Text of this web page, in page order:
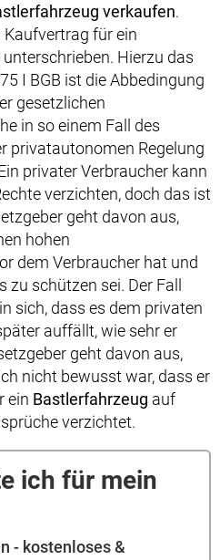
verkaufen.
für ein
Hierzu das
I BGB ist die Abbedingung
gesetzlichen
in so einem Fall des
privatautonomen Regelung
privater Verbraucher kann
verzichten, doch das ist
geht davon aus,
hohen
dem Verbraucher hat und
schützen sei. Der Fall
sich, dass es dem privaten
auffällt, wie sehr er
geht davon aus,
nicht bewusst war, dass er
ein Bastlerfahrzeug auf
verzichtet.
ich für mein
- kostenloses &